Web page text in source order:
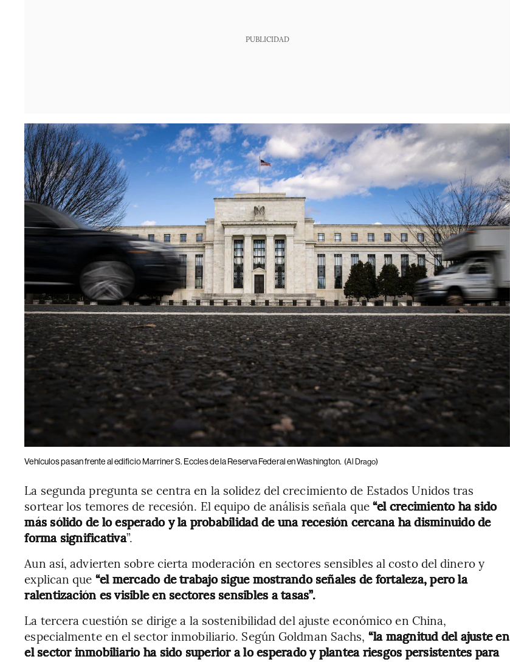
PUBLICIDAD
Vehículos pasan frente al edificio Marriner S. Eccles de la Reserva Federal en Washington. (Al Drago)
La segunda pregunta se centra en la solidez del crecimiento de Estados Unidos tras
sortear los temores de recesión. El equipo de análisis señala que“el crecimiento ha sido
más sólido de lo esperado y la probabilidad de una recesión cercana ha disminuido de
forma significativa”.
Aun así, advierten sobre cierta moderación en sectores sensibles al costo del dinero y
explican que “el mercado de trabajo sigue mostrando señales de fortaleza, pero la
ralentización es visible en sectores sensibles a tasas”.
La tercera cuestión se dirige a la sostenibilidad del ajuste económico en China,
especialmente en el sector inmobiliario. Según Goldman Sachs, “la magnitud del ajuste en
el sector inmobiliario ha sido superior a lo esperado y plantea riesgos persistentes para